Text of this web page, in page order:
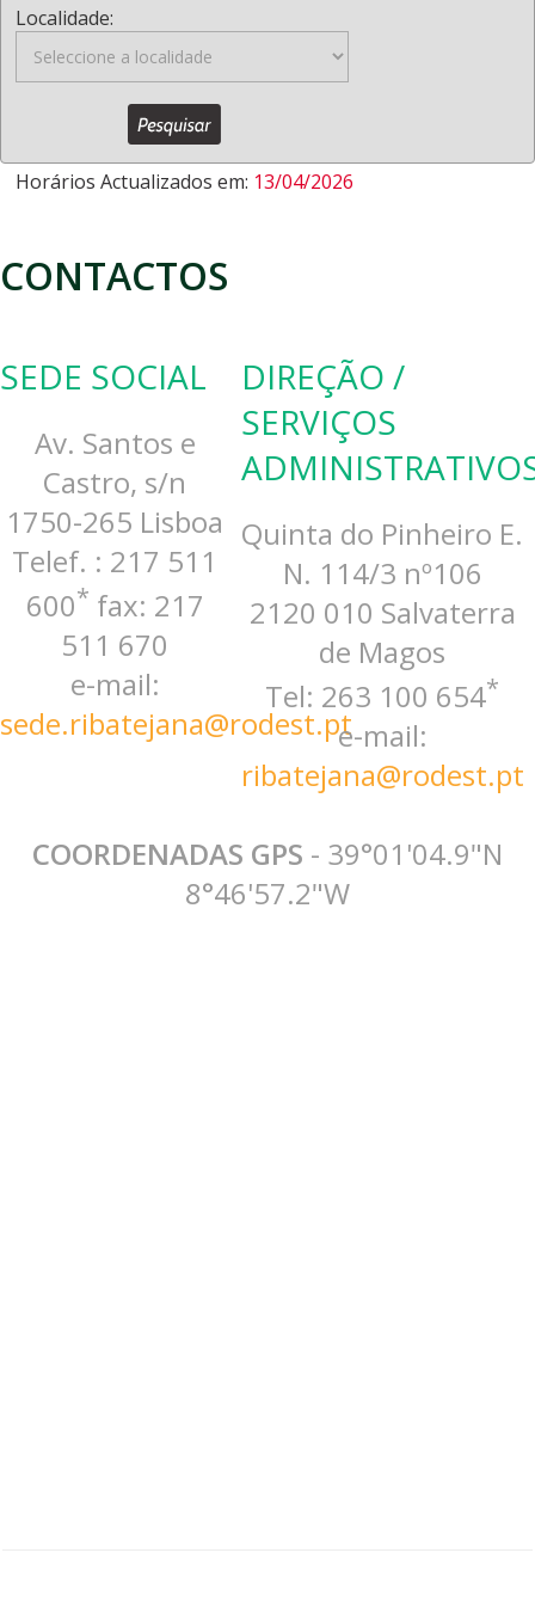
Localidade:
Horários Actualizados em: 13/04/2026
CONTACTOS
SEDE SOCIAL
Av. Santos e
Castro, s/n
1750-265 Lisboa
Telef. : 217 511
600* fax: 217
511 670
e-mail:
sede.ribatejana@rodest.pt
DIREÇÃO /
SERVIÇOS
Quinta do Pinheiro E.
N. 114/3 nº106
2120 010 Salvaterra
de Magos
Tel: 263 100 654*
e-mail:
ribatejana@rodest.pt
COORDENADAS GPS - 39°01'04.9"N
8°46'57.2"W